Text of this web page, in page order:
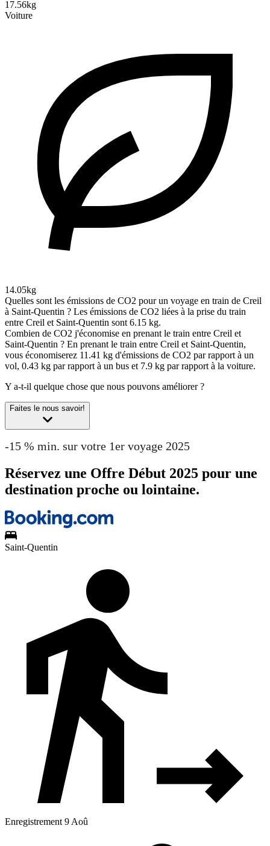
17.56kg
Voiture
14.05kg
Quelles sont les émissions de CO2 pour un voyage en train de Creil
à Saint-Quentin ? Les émissions de CO2 liées à la prise du train
entre Creil et Saint-Quentin sont 6.15 kg.
Combien de CO2 j'économise en prenant le train entre Creil et
Saint-Quentin ? En prenant le train entre Creil et Saint-Quentin,
vous économiserez 11.41 kg d'émissions de CO2 par rapport à un
vol, 0.43 kg par rapport à un bus et 7.9 kg par rapport à la voiture.
Y a-t-il quelque chose que nous pouvons améliorer ?
Faites le nous savoir!
-15 % min. sur votre 1er voyage 2025
Réservez une Offre Début 2025 pour une
destination proche ou lointaine.
Saint-Quentin
Enregistrement 9 Aoû